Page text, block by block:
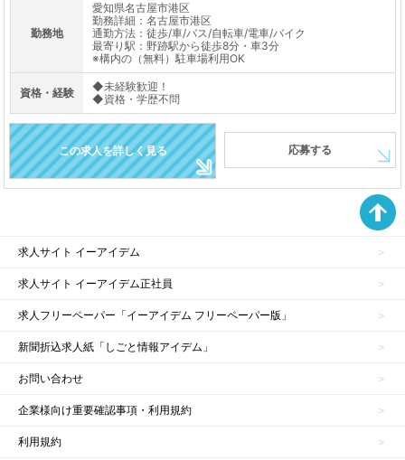
勤務地
愛知県名古屋市港区
勤務詳細：名古屋市港区
通勤方法：徒歩/車/バス/自転車/電車/バイク
最寄り駅：野跡駅から徒歩8分・車3分
※構内の（無料）駐車場利用OK
資格・経験
◆未経験歓迎！
◆資格・学歴不問
この求人を詳しく見る 応募する
求人サイト イーアイデム
求人サイト イーアイデム正社員
求人フリーペーパー「イーアイデム フリーペーパー版」
新聞折込求人紙「しごと情報アイデム」
お問い合わせ
企業様向け重要確認事項・利用規約
利用規約